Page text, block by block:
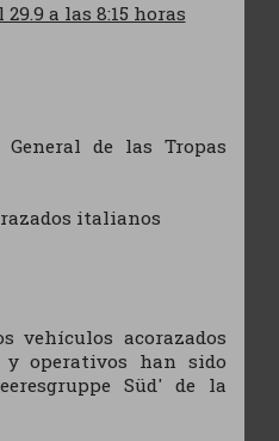
29.9 a las 8:15 horas
de las Tropas
italianos
vehículos acorazados
operativos han sido
Süd' de la